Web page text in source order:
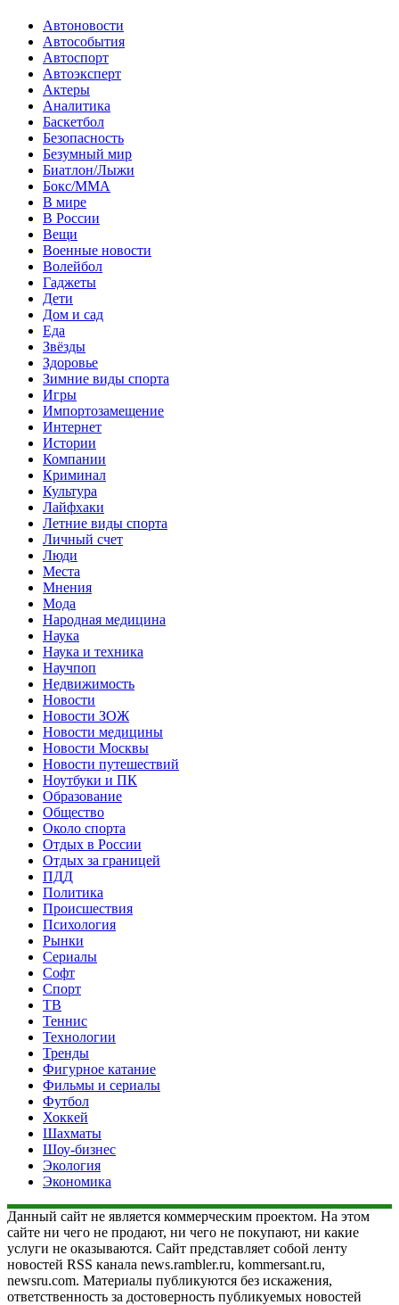
Автоновости
Автособытия
Автоспорт
Автоэксперт
Актеры
Аналитика
Баскетбол
Безопасность
Безумный мир
Биатлон/Лыжи
Бокс/MMA
В мире
В России
Вещи
Военные новости
Волейбол
Гаджеты
Дети
Дом и сад
Еда
Звёзды
Здоровье
Зимние виды спорта
Игры
Импортозамещение
Интернет
Истории
Компании
Криминал
Культура
Лайфхаки
Летние виды спорта
Личный счет
Люди
Места
Мнения
Мода
Народная медицина
Наука
Наука и техника
Научпоп
Недвижимость
Новости
Новости ЗОЖ
Новости медицины
Новости Москвы
Новости путешествий
Ноутбуки и ПК
Образование
Общество
Около спорта
Отдых в России
Отдых за границей
ПДД
Политика
Происшествия
Психология
Рынки
Сериалы
Софт
Спорт
ТВ
Теннис
Технологии
Тренды
Фигурное катание
Фильмы и сериалы
Футбол
Хоккей
Шахматы
Шоу-бизнес
Экология
Экономика
Данный сайт не является коммерческим проектом. На этом
сайте ни чего не продают, ни чего не покупают, ни какие
услуги не оказываются. Сайт представляет собой ленту
новостей RSS канала news.rambler.ru, kommersant.ru,
newsru.com. Материалы публикуются без искажения,
ответственность за достоверность публикуемых новостей